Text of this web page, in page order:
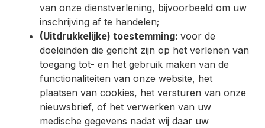
van onze dienstverlening, bijvoorbeeld om uw
inschrijving af te handelen;
(Uitdrukkelijke) toestemming: voor de
doeleinden die gericht zijn op het verlenen van
toegang tot- en het gebruik maken van de
functionaliteiten van onze website, het
plaatsen van cookies, het versturen van onze
nieuwsbrief, of het verwerken van uw
medische gegevens nadat wij daar uw